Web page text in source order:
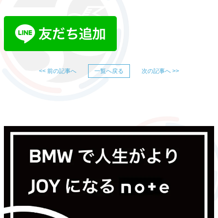
<< 前の記事へ 一覧へ戻る 次の記事へ >>